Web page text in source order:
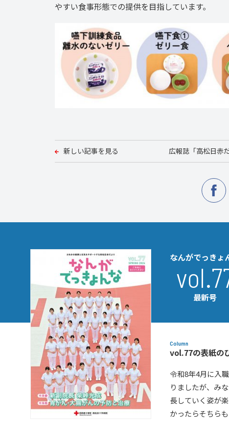
やすい食事形態での提供を目指しています。
新しい記事を見る 広報誌「高松日赤
なんがでっきょ
最新号
Column
vol.77の表紙の
令和8年4月に入
りましたが、み
長していく姿が
かったらそちら